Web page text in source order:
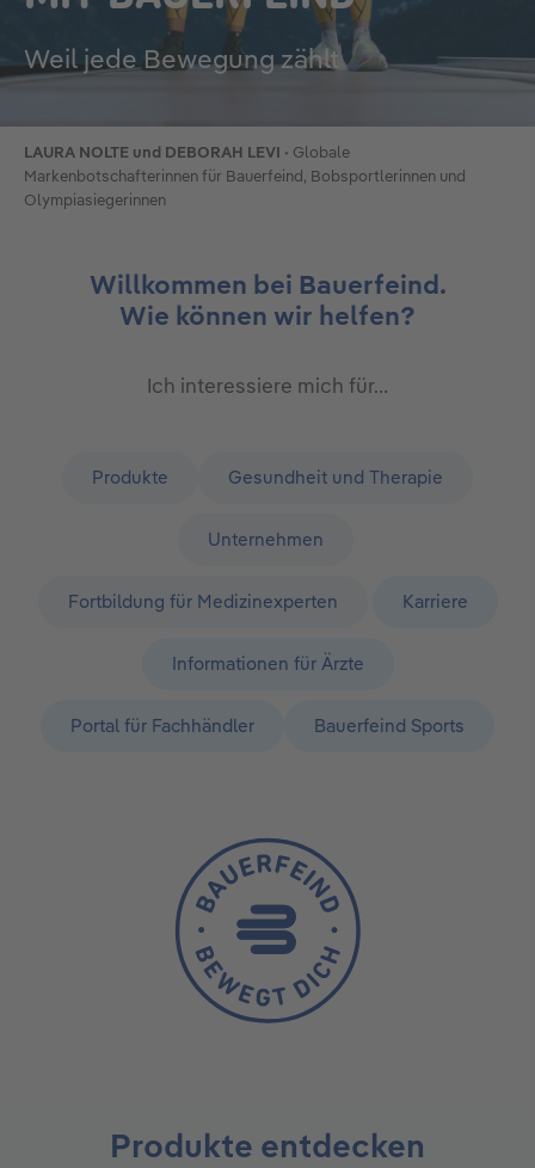
Weil jede Bewegung zählt
LAURA NOLTE und DEBORAH LEVI · Globale
Markenbotschafterinnen für Bauerfeind, Bobsportlerinnen und
Olympiasiegerinnen
Willkommen bei Bauerfeind.
Wie können wir helfen?
Ich interessiere mich für…
Produkte Gesundheit und Therapie
Unternehmen
Fortbildung für Medizinexperten Karriere
Informationen für Ärzte
Portal für Fachhändler Bauerfeind Sports
Produkte entdecken